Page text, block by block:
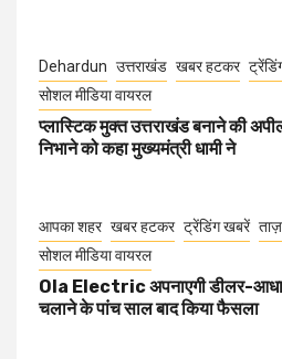
Dehardun उत्तराखंड खबर हटकर
सोशल मीडिया वायरल
प्लास्टिक मुक्त उत्तराखंड बनाने की
निभाने को कहा मुख्यमंत्री धामी ने
आपका शहर खबर हटकर ट्रेंडिंग खबरें
सोशल मीडिया वायरल
Ola Electric अपनाएगी डीलर-
चलाने के पांच साल बाद किया फैसला